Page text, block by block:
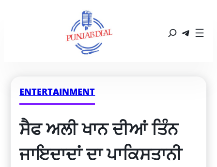
ENTERTAINMENT
ਸੈਫ ਅਲੀ ਖਾਨ ਦੀਆਂ ਤਿੰਨ
ਜਾਇਦਾਦਾਂ ਦਾ ਪਾਕਿਸਤਾਨੀ